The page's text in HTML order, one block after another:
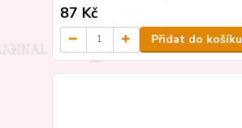
87 Kč
Přidat do košíku